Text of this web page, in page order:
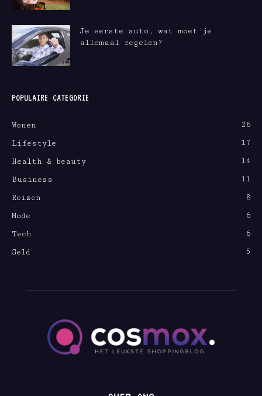
Je eerste auto, wat moet je
allemaal regelen?
POPULAIRE CATEGORIE
Wonen
26
Lifestyle
17
Health & beauty
14
Business
11
Reizen
8
Mode
6
Tech
6
Geld
5